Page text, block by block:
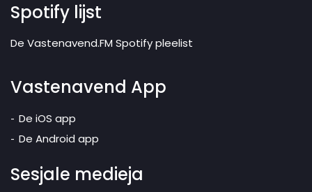
Spotify lijst
De Vastenavend.FM Spotify pleelist
Vastenavend App
De iOS app
De Android app
Sesjale medieja